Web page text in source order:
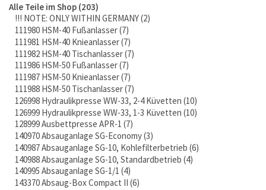
Alle Teile im Shop 203
!!! NOTE: ONLY WITHIN GERMANY 2
111980 HSM-40 Fußanlasser 7
111981 HSM-40 Knieanlasser 7
111982 HSM-40 Tischanlasser 7
111986 HSM-50 Fußanlasser 7
111987 HSM-50 Knieanlasser 7
111988 HSM-50 Tischanlasser 7
126998 Hydraulikpresse WW-33, 2-4 Küvetten 10
126999 Hydraulikpresse WW-33, 1-3 Küvetten 10
128999 Ausbettpresse APR-1 7
140970 Absauganlage SG-Economy 3
140987 Absauganlage SG-10, Kohlefilterbetrieb 6
140988 Absauganlage SG-10, Standardbetrieb 4
140995 Absauganlage SG-1/1 4
143370 Absaug-Box Compact II 6